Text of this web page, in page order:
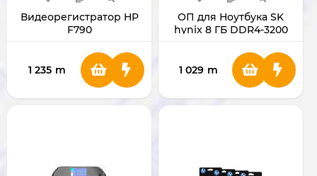
Видеорегистратор HP
F790
1 235 m
ОП для Ноутбука SK
hynix 8 ГБ DDR4-3200
1 029 m